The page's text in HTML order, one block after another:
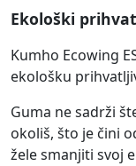
Ekološki
Kumho Ecowing
ekološku
Guma ne sadrži
okoliš, što je čini
žele smanjiti svoj